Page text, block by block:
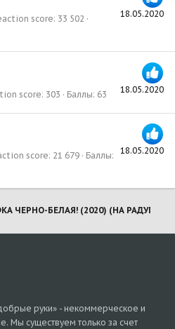
18.05.2020
score 33 502
18.05.2020
score 303 Баллы 63
18.05.2020
score 21 679
Баллы
ЧЕРНО-БЕЛАЯ! (2020) (НА РАДУГЕ
руки» - некоммерческое и
Мы существуем только за счет